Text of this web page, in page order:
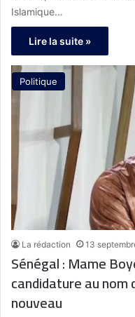
Islamique…
Lire la suite »
Politique
La rédaction 13
Sénégal : Mame
candidature au nom
nouveau